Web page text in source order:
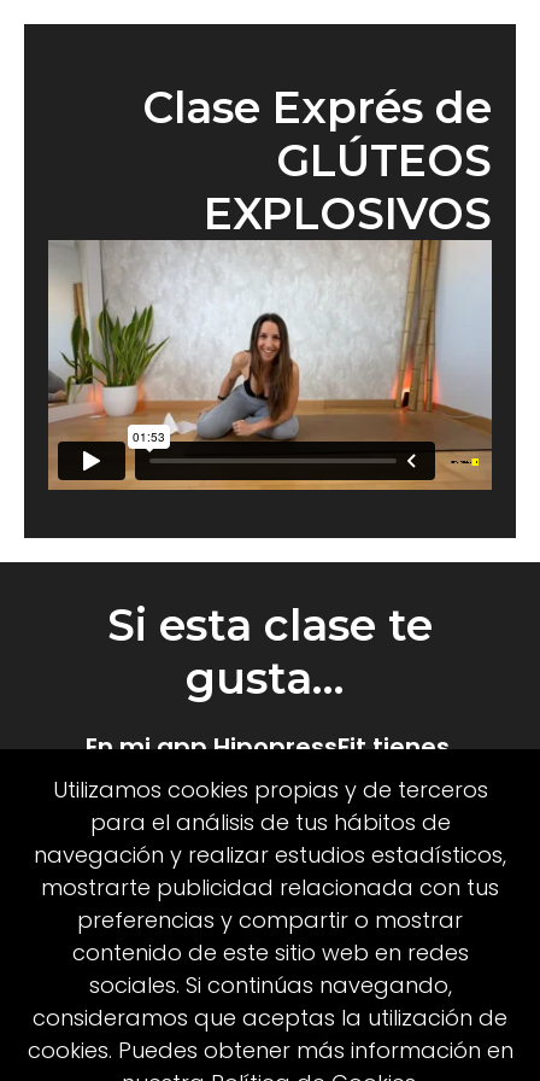
Clase Exprés de
GLÚTEOS
EXPLOSIVOS
Si esta clase te
gusta…
En mi app HipopressFit tienes
entrenamientos completos, retos
mensuales, clases nuevas cada
semana y una comunidad que
entrena contigo aunque tengas poco
tiempo. En directo o en diferido
(grabadas) 24 horas los 7 días de la
semana. Todo diseñado para
mujeres que quieren cuidarse sin
complicarse.
Utilizamos cookies propias y de terceros
para el análisis de tus hábitos de
navegación y realizar estudios estadísticos,
mostrarte publicidad relacionada con tus
preferencias y compartir o mostrar
contenido de este sitio web en redes
sociales. Si continúas navegando,
consideramos que aceptas la utilización de
cookies. Puedes obtener más información en